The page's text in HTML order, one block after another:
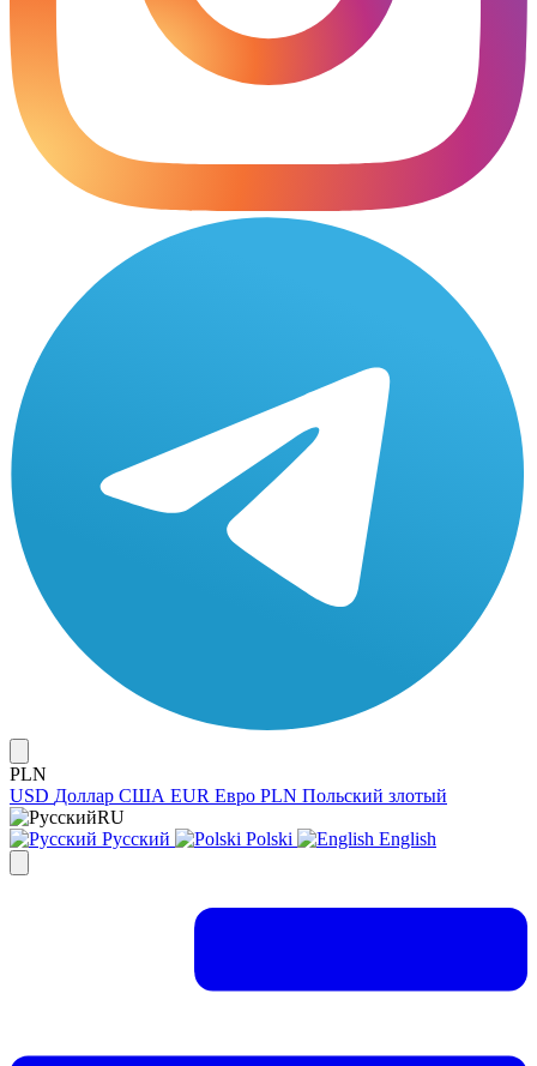
PLN
USD Доллар США EUR Евро PLN Польский злотый
RU
Русский
Polski English